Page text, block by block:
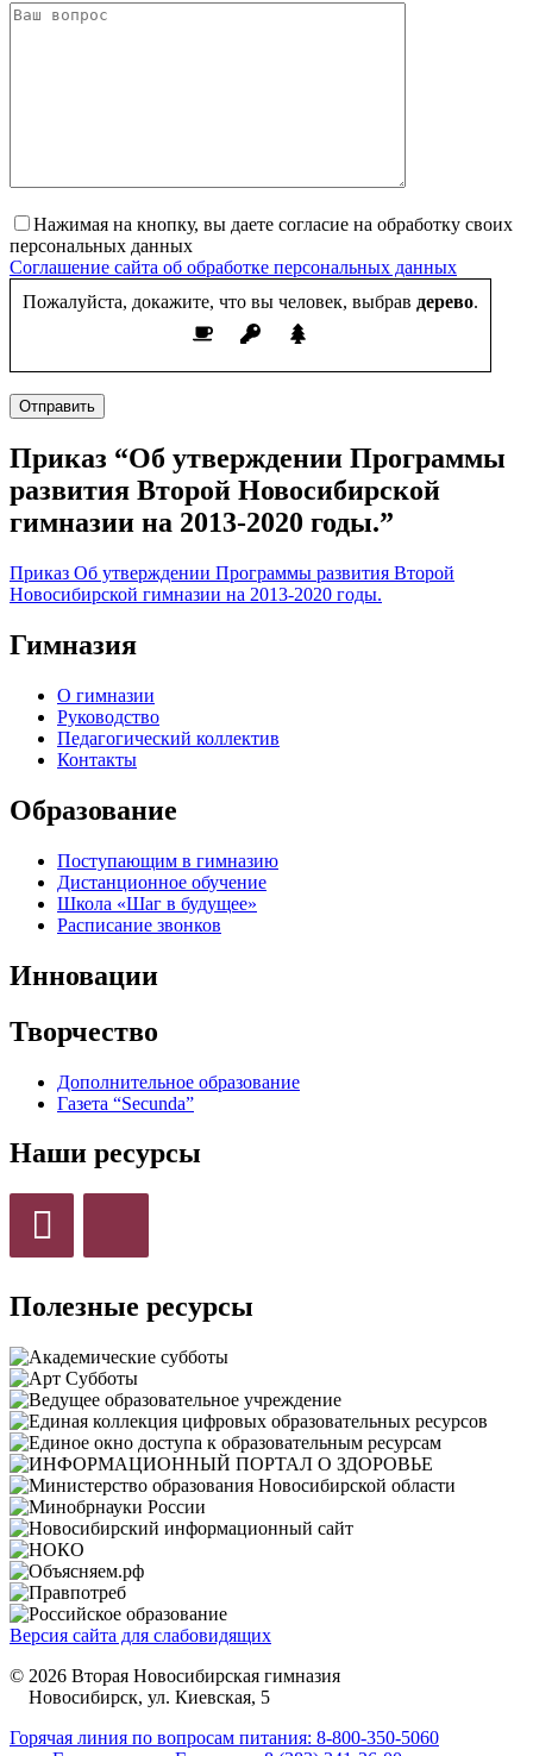
Нажимая на кнопку, вы даете согласие на обработку своих
персональных данных
Соглашение сайта об обработке персональных данных
Пожалуйста, докажите, что вы человек, выбрав дерево.
Отправить
Приказ “Об утверждении Программы
развития Второй Новосибирской
гимназии на 2013-2020 годы.”
Приказ Об утверждении Программы развития Второй
Новосибирской гимназии на 2013-2020 годы.
Гимназия
О гимназии
Руководство
Педагогический коллектив
Контакты
Образование
Поступающим в гимназию
Дистанционное обучение
Школа «Шаг в будущее»
Расписание звонков
Инновации
Творчество
Дополнительное образование
Газета “Secunda”
Наши ресурсы
Полезные ресурсы
Версия сайта для слабовидящих
© 2026 Вторая Новосибирская гимназия
Новосибирск, ул. Киевская, 5
Горячая линия по вопросам питания: 8-800-350-5060